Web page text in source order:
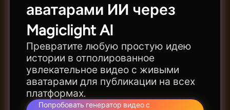
аватарами ИИ через
Magiclight AI
Превратите любую простую идею
истории в отполированное
увлекательное видео с живыми
аватарами для публикации на всех
платформах.
Попробовать генератор видео с